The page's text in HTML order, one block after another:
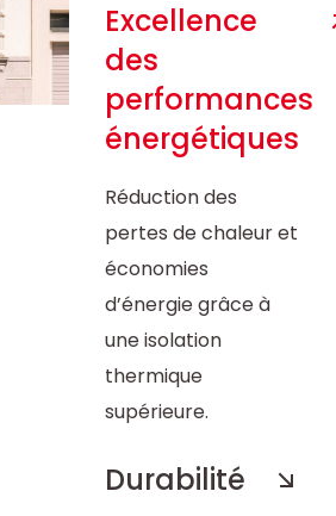
Excellence
des
performances
énergétiques
Réduction des
pertes de chaleur et
économies
d’énergie grâce à
une isolation
thermique
supérieure.
Durabilité